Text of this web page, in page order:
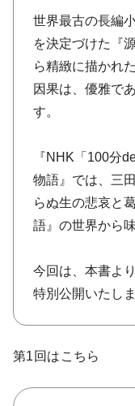
世界最古の長編
を決定づけた『
ら精緻に描かれ
因果は、優雅で
す。
『NHK「100
物語』では、三
らぬ生の悲哀と
語』の世界から
今回は、本書よ
特別公開いたし
第1回はこちら